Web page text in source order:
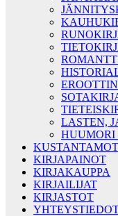
LASTEN,
HUUMORI
KUSTANTAMOT
KIRJAPAINOT
KIRJAKAUPPA
KIRJAILIJAT
KIRJASTOT